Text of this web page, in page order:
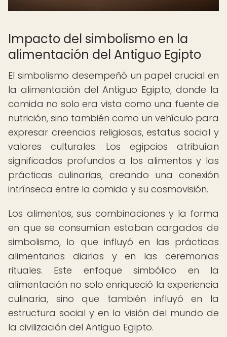
Impacto del simbolismo en la
alimentación del Antiguo Egipto
El simbolismo desempeñó un papel crucial en
la alimentación del Antiguo Egipto, donde la
comida no solo era vista como una fuente de
nutrición, sino también como un vehículo para
expresar creencias religiosas, estatus social y
valores culturales. Los egipcios atribuían
significados profundos a los alimentos y las
prácticas culinarias, creando una conexión
intrínseca entre la comida y su cosmovisión.
Los alimentos, sus combinaciones y la forma
en que se consumían estaban cargados de
simbolismo, lo que influyó en las prácticas
alimentarias diarias y en las ceremonias
rituales. Este enfoque simbólico en la
alimentación no solo enriqueció la experiencia
culinaria, sino que también influyó en la
estructura social y en la visión del mundo de
la civilización del Antiguo Egipto.